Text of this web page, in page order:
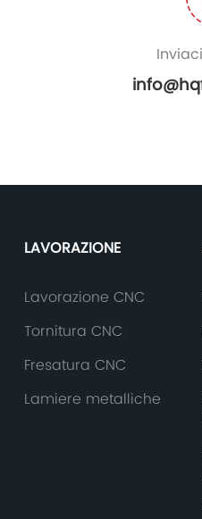
LAVORAZIONE
Lavorazione CNC
Tornitura CNC
Fresatura CNC
Lamiere metalliche